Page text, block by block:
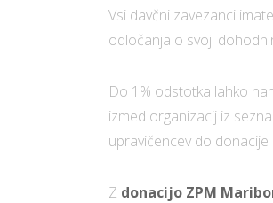
Vsi davčni zavezanci
odločanja o svoji
Do 1% odstotka lahko
izmed organizacij iz
upravičencev do
Z donacijo ZPM